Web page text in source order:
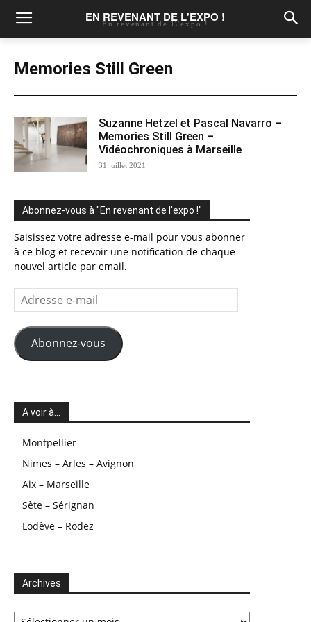
EN REVENANT DE L'EXPO !
En revenant de l\'expo !
Memories Still Green
Suzanne Hetzel et Pascal Navarro –
Memories Still Green –
Vidéochroniques à Marseille
31 juillet 2021
Abonnez-vous à "En revenant de l'expo !"
Saisissez votre adresse e-mail pour vous abonner
à ce blog et recevoir une notification de chaque
nouvel article par email.
Adresse
e-
mail
Abonnez-vous
A voir à…
Montpellier
Nimes – Arles – Avignon
Aix – Marseille
Sète – Sérignan
Lodève – Rodez
Archives
Archives